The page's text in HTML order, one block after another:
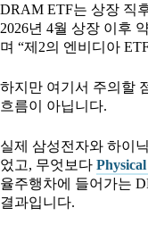
DRAM ETF는 상장 직
2026년 4월 상장 이후
며 “제2의 엔비디아
하지만 여기서 주의할
흐름이 아닙니다.
실제 삼성전자와 하이
었고, 무엇보다
율주행차에 들어가는
결과입니다.